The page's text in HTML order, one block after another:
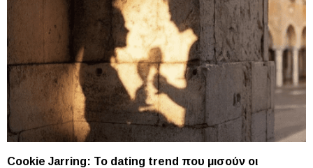
Cookie Jarring: Το dating trend που μισούν οι